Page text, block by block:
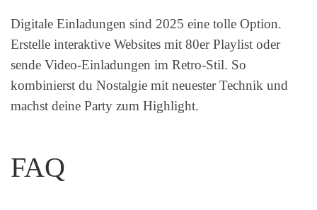
Digitale Einladungen sind 2025 eine tolle Option.
Erstelle interaktive Websites mit 80er Playlist oder
sende Video-Einladungen im Retro-Stil. So
kombinierst du Nostalgie mit neuester Technik und
machst deine Party zum Highlight.
FAQ